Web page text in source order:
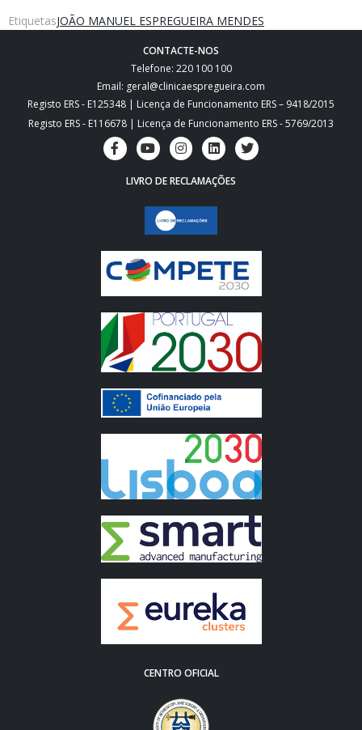
EtiquetasJOÃO MANUEL ESPREGUEIRA MENDES
CONTACTE-NOS
Telefone: 220 100 100
Email: geral@clinicaespregueira.com
Registo ERS - E125348 | Licença de Funcionamento ERS – 9418/2015
Registo ERS - E116678 | Licença de Funcionamento ERS - 5769/2013
LIVRO DE RECLAMAÇÕES
CENTRO OFICIAL